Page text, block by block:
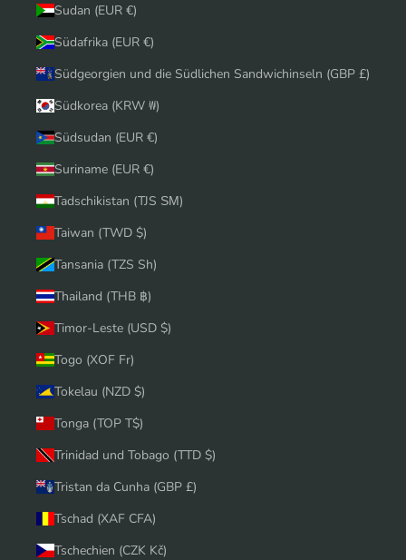
Sudan (EUR €)
Südafrika (EUR €)
Südgeorgien und die Südlichen Sandwichinseln (GBP £)
Südkorea (KRW ₩)
Südsudan (EUR €)
Suriname (EUR €)
Tadschikistan (TJS ЅМ)
Taiwan (TWD $)
Tansania (TZS Sh)
Thailand (THB ฿)
Timor-Leste (USD $)
Togo (XOF Fr)
Tokelau (NZD $)
Tonga (TOP T$)
Trinidad und Tobago (TTD $)
Tristan da Cunha (GBP £)
Tschad (XAF CFA)
Tschechien (CZK Kč)